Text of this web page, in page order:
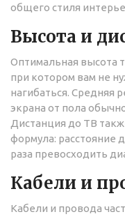
общего стиля
Высота и
Оптимальная высота
при котором вам не
нагибаться. Средняя
экрана от пола
Дистанция до ТВ
формула: расстояние
раза превосходить
Кабели и
Кабели и провода